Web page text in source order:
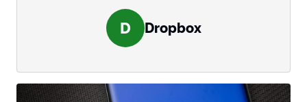
D Dropbox